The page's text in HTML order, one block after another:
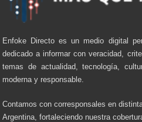
Enfoke Directo es un medio digital
dedicado a informar con veracidad,
temas de actualidad, tecnología,
moderna y responsable.
Contamos con corresponsales en
Argentina, fortaleciendo nuestra